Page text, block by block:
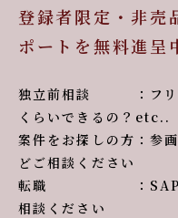
登録者限定・非
ポートを無料進呈
独立前相談 ：フリー
くらいできるの？etc..
案件をお探しの方：参
どご相談ください
転職 ：SAP関連
相談ください